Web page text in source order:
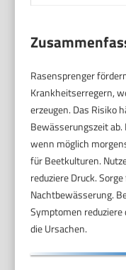
Rasensprenger
Krankheitserregern,
erzeugen. Das Risiko
Bewässerungszeit
wenn möglich
für Beetkulturen.
reduziere Druck.
Nachtbewässerung.
Symptomen
die Ursachen.